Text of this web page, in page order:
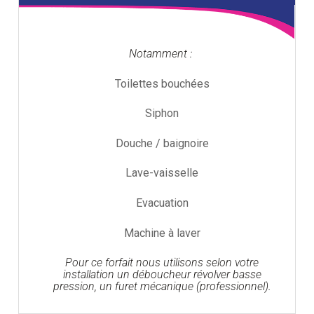
Notamment :
Toilettes bouchées
Siphon
Douche / baignoire
Lave-vaisselle
Evacuation
Machine à laver
Pour ce forfait nous utilisons selon votre
installation un déboucheur révolver basse
pression, un furet mécanique (professionnel).